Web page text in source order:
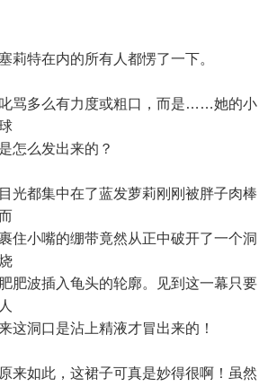
特在内的所有人都愣了一下。
多么有力度或粗口，而是……她的小
怎么发出来的？
都集中在了蓝发萝莉刚刚被胖子肉棒
住小嘴的绷带竟然从正中破开了一个洞
肥波插入龟头的轮廓。见到这一幕只要
这洞口是沾上精液才冒出来的！
如此，这裙子可真是妙得很啊！虽然